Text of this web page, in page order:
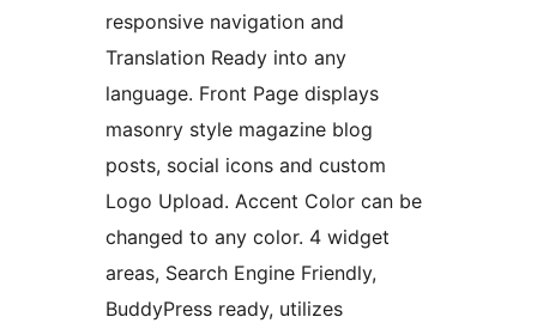
responsive navigation and
Translation Ready into any
language. Front Page displays
masonry style magazine blog
posts, social icons and custom
Logo Upload. Accent Color can be
changed to any color. 4 widget
areas, Search Engine Friendly,
BuddyPress ready, utilizes